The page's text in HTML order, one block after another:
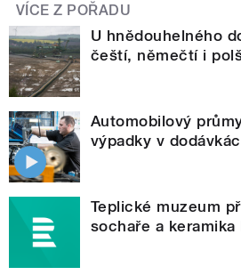
VÍCE Z POŘADU
U hnědouhelného
čeští, němečtí i
Automobilový
výpadky v
Teplické muzeum
sochaře a keramika